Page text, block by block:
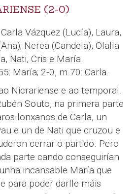
(2-0)
Vázquez (Lucía), Laura,
Nerea (Candela), Olalla
Nati, Cris e María.
María; 2-0, m.70: Carla.
Nicrariense e ao temporal.
Souto, na primera parte
lonxanos de Carla, un
e un de Nati que cruzou e
cerrar o partido. Pero
parte cando conseguirían
incansable María que
para poder darlle máis